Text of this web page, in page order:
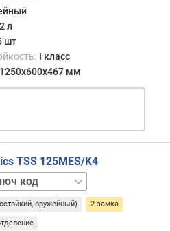
л
шт
I класс
1250x600x467 мм
TSS 125MES/K4
оружейный) 2 замка